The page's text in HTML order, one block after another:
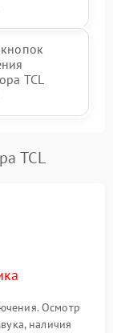
TCL
TCL
Осмотр
наличия